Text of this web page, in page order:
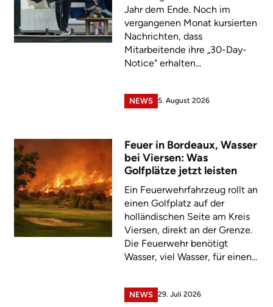
Jahr dem Ende. Noch im
vergangenen Monat kursierten
Nachrichten, dass
Mitarbeitende ihre „30-Day-
Notice" erhalten...
NEWS 5. August 2026
Feuer in Bordeaux, Wasser
bei Viersen: Was
Golfplätze jetzt leisten
Ein Feuerwehrfahrzeug rollt an
einen Golfplatz auf der
holländischen Seite am Kreis
Viersen, direkt an der Grenze.
Die Feuerwehr benötigt
Wasser, viel Wasser, für einen...
NEWS 29. Juli 2026